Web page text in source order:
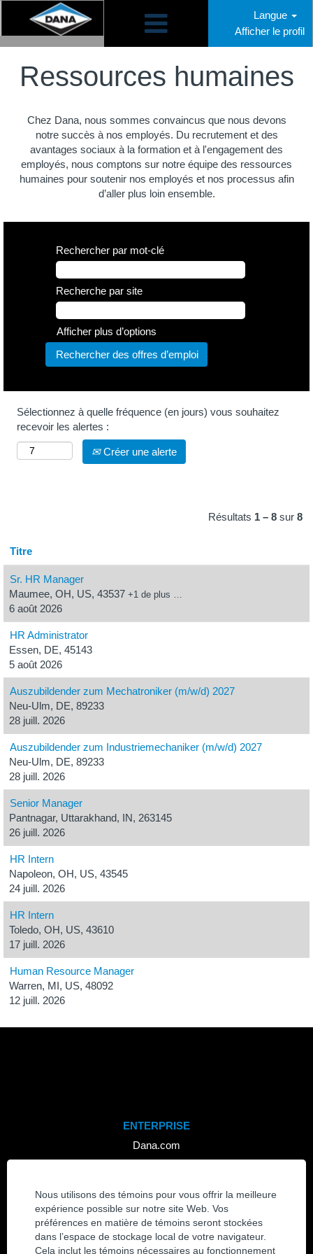
Nous utilisons des témoins pour vous offrir la meilleure
expérience possible sur notre site Web. Vos
préférences en matière de témoins seront stockées
dans l’espace de stockage local de votre navigateur.
Cela inclut les témoins nécessaires au fonctionnement
Langue
Afficher le profil
humaines
CARessources humaines
Chez Dana, nous sommes convaincus que nous devons
notre succès à nos employés. Du recrutement et des
avantages sociaux à la formation et à l'engagement des
employés, nous comptons sur notre équipe des ressources
humaines pour soutenir nos employés et nos processus afin
d’aller plus loin ensemble.
Rechercher par mot-clé
Recherche par site
Afficher plus d’options
Sélectionnez à quelle fréquence (en jours) vous souhaitez
recevoir les alertes :
Créer une alerte
Résultats 1 – 8 sur 8
Titre
Sr. HR Manager
Maumee, OH, US, 43537 +1 de plus …
6 août 2026
HR Administrator
Essen, DE, 45143
5 août 2026
Auszubildender zum Mechatroniker (m/w/d) 2027
Neu-Ulm, DE, 89233
28 juill. 2026
Auszubildender zum Industriemechaniker (m/w/d) 2027
Neu-Ulm, DE, 89233
28 juill. 2026
Senior Manager
Pantnagar, Uttarakhand, IN, 263145
26 juill. 2026
HR Intern
Napoleon, OH, US, 43545
24 juill. 2026
HR Intern
Toledo, OH, US, 43610
17 juill. 2026
Human Resource Manager
Warren, MI, US, 48092
12 juill. 2026
ENTERPRISE
Dana.com
CARRIÈRES
Afficher tous les emplois